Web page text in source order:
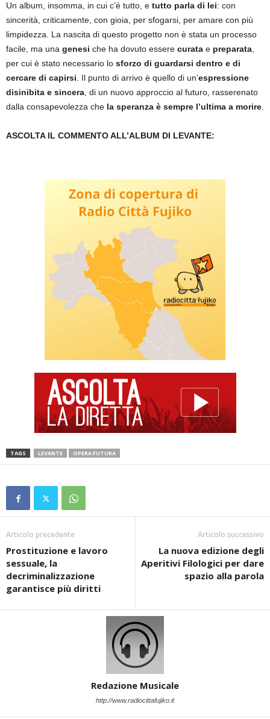
Un album, insomma, in cui c’è tutto, e tutto parla di lei: con
sincerità, criticamente, con gioia, per sfogarsi, per amare con più
limpidezza. La nascita di questo progetto non è stata un processo
facile, ma una genesi che ha dovuto essere curata e preparata,
per cui è stato necessario lo sforzo di guardarsi dentro e di
cercare di capirsi. Il punto di arrivo è quello di un’espressione
disinibita e sincera, di un nuovo approccio al futuro, rasserenato
dalla consapevolezza che la speranza è sempre l’ultima a morire.
ASCOLTA IL COMMENTO ALL’ALBUM DI LEVANTE:
TAGS LEVANTE OPERA FUTURA
Articolo precedente
Prostituzione e lavoro
sessuale, la
decriminalizzazione
garantisce più diritti
Articolo successivo
La nuova edizione degli
Aperitivi Filologici per dare
spazio alla parola
Redazione Musicale
http://www.radiocittafujiko.it